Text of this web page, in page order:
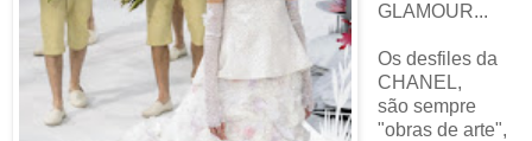
GLAMOUR...
Os desfiles da
CHANEL,
são sempre
"obras de arte",